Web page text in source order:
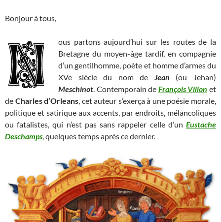
Bonjour à tous,
ous partons aujourd’hui sur les routes de la
Bretagne du moyen-âge tardif, en compagnie
d’un gentilhomme, poète et homme d’armes du
XVe siècle du nom de Jean (ou Jehan)
Meschinot. Contemporain de François Villon et
de Charles d’Orleans, cet auteur s’exerça à une poésie morale,
politique et satirique aux accents, par endroits, mélancoliques
ou fatalistes, qui n’est pas sans rappeler celle d’un Eustache
Deschamps, quelques temps après ce dernier.